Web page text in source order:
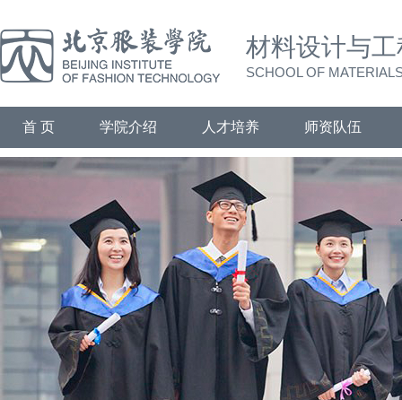
材料设计与
SCHOOL OF
首 页 学院介绍 人才培养 师资队伍